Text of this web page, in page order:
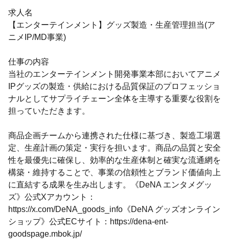
求人名
【エンターテインメント】グッズ製造・生産管理担当(ア
ニメIP/MD事業)
仕事の内容
当社のエンターテインメント開発事業本部においてアニメ
IPグッズの製造・供給における品質保証のプロフェッショ
ナルとしてサプライチェーン全体を主導する重要な役割を
担っていただきます。
商品企画チームから連携された仕様に基づき、製造工場選
定、生産計画の策定・実行を担います。商品の品質と安全
性を最優先に確保し、効率的な生産体制と確実な流通網を
構築・維持することで、事業の信頼性とブランド価値向上
に直結する成果を生み出します。《DeNA エンタメグッ
ズ》公式Xアカウント：
https://x.com/DeNA_goods_info《DeNA グッズオンライン
ショップ》公式ECサイト：https://dena-ent-
goodspage.mbok.jp/